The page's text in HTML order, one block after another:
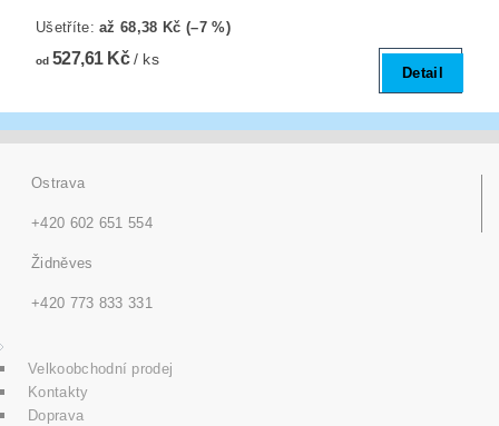
Ušetříte:až 68,38 Kč (–7 %)
od527,61 Kč/ ks
Detail
Ostrava
+420 602 651 554
Židněves
+420 773 833 331
Velkoobchodní prodej
Kontakty
Doprava